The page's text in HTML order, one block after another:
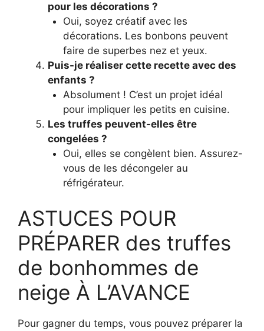
pour les décorations ?
Oui, soyez créatif avec les
décorations. Les bonbons peuvent
faire de superbes nez et yeux.
Puis-je réaliser cette recette avec des
enfants ?
Absolument ! C’est un projet idéal
pour impliquer les petits en cuisine.
Les truffes peuvent-elles être
congelées ?
Oui, elles se congèlent bien. Assurez-
vous de les décongeler au
réfrigérateur.
ASTUCES POUR
PRÉPARER des truffes
de bonhommes de
neige À L’AVANCE
Pour gagner du temps, vous pouvez préparer la